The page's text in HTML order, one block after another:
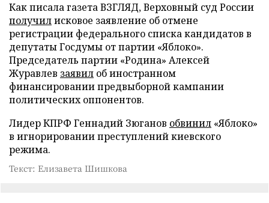
Как писала газета ВЗГЛЯД, Верховный суд России
получилисковое заявление об отмене
регистрации федерального списка кандидатов в
депутаты Госдумы от партии «Яблоко».
Председатель партии «Родина» Алексей
Журавлев заявил об иностранном
финансировании предвыборной кампании
политических оппонентов.
Лидер КПРФ Геннадий Зюганов обвинил «Яблоко»
в игнорировании преступлений киевского
режима.
Текст: Елизавета Шишкова